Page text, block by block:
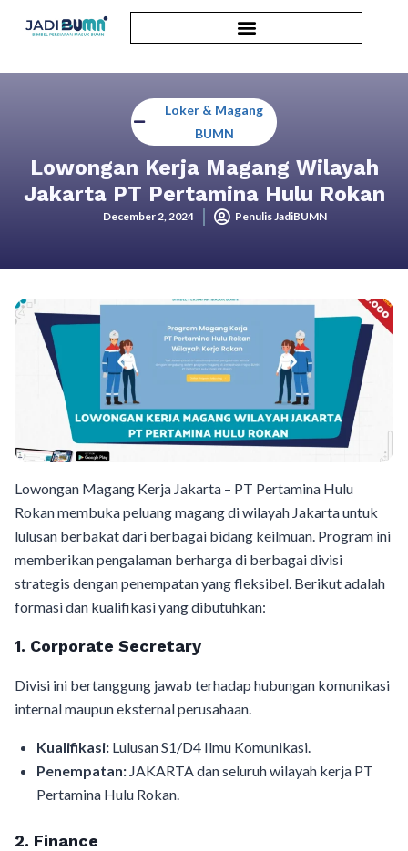
Loker & Magang
BUMN
Lowongan Kerja Magang Wilayah
Jakarta PT Pertamina Hulu Rokan
December 2, 2024 Penulis JadiBUMN
Lowongan Magang Kerja Jakarta – PT Pertamina Hulu
Rokan membuka peluang magang di wilayah Jakarta untuk
lulusan berbakat dari berbagai bidang keilmuan. Program ini
memberikan pengalaman berharga di berbagai divisi
strategis dengan penempatan yang fleksibel. Berikut adalah
formasi dan kualifikasi yang dibutuhkan:
1. Corporate Secretary
Divisi ini bertanggung jawab terhadap hubungan komunikasi
internal maupun eksternal perusahaan.
Kualifikasi: Lulusan S1/D4 Ilmu Komunikasi.
Penempatan: JAKARTA dan seluruh wilayah kerja PT
Pertamina Hulu Rokan.
2. Finance